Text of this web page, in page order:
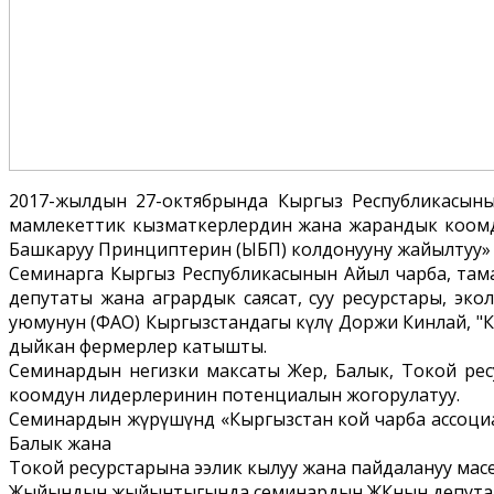
2017-жылдын 27-октябрында Кыргыз
мамлекеттик кызматкерлердин жана жарандык
Башкаруу Принциптерин (ЫБП) колдонууну жайылтуу»
Семинарга Кыргыз Республикасынын Айыл чарба,
депутаты жана агрардык саясат, суу ресурстары,
уюмунун (ФАО) Кыргызстандагы өкүлү Доржи Кинлай,
дыйкан фермерлер катышты.
Семинардын негизки максаты Жер, Балык, Токой
коомдун лидерлеринин потенциалын жогорулатуу.
Семинардын жүрүшүндө «Кыргызстан кой чарба
Балык жана
Токой ресурстарына ээлик кылуу жана пайдалануу